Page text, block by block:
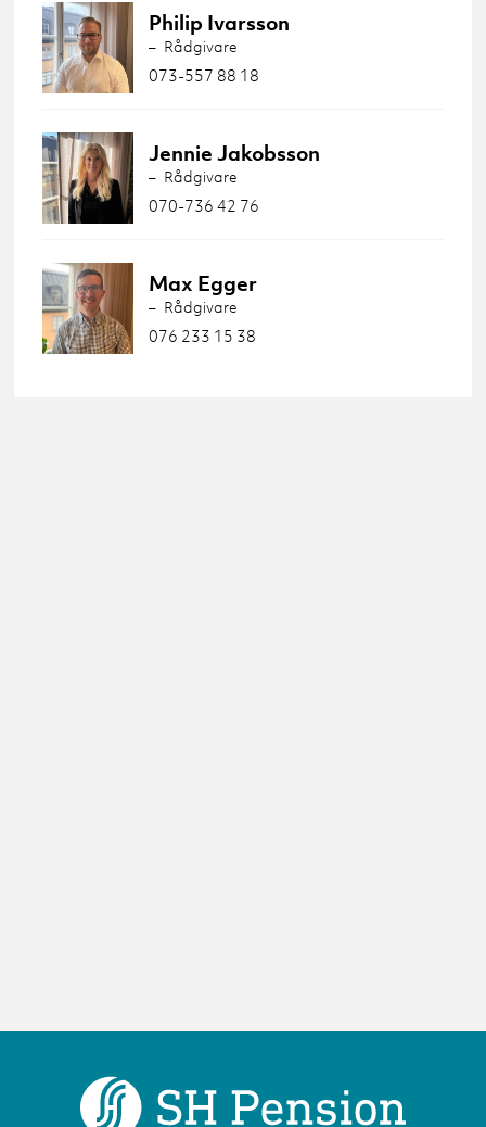
Philip Ivarsson
Rådgivare
073-557 88 18
Jennie Jakobsson
Rådgivare
070-736 42 76
Max Egger
Rådgivare
076 233 15 38